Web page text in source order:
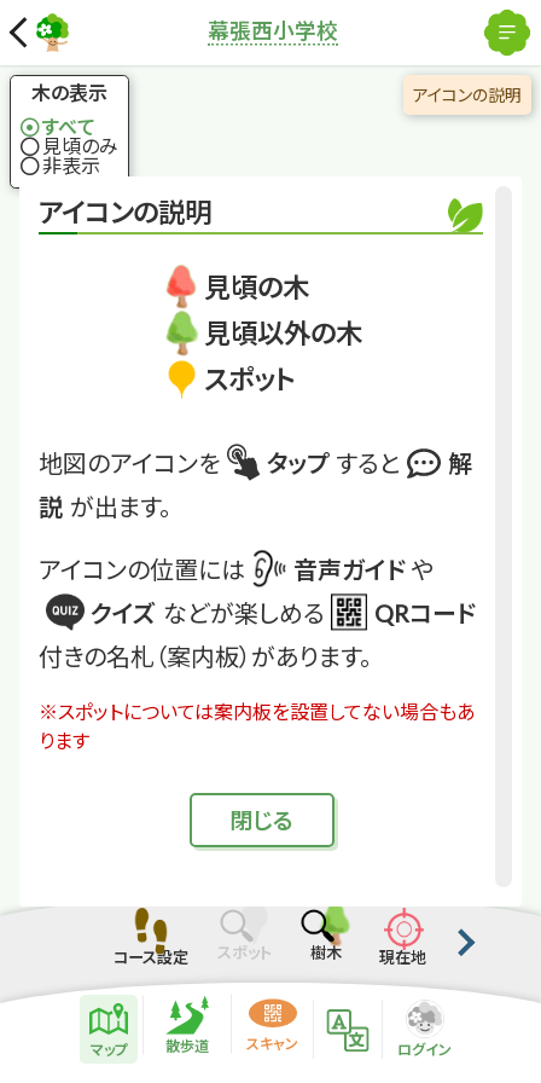
アイコンの説明
見頃の木
見頃以外の木
スポット
地図のアイコンを タップ すると
解
説 が出ます。
アイコンの位置には 音声ガイド や
クイズ などが楽しめる
QRコード
付きの名札（案内板）があります。
※スポットについては案内板を設置してない場合もあ
ります
閉じる
幕張西小学校
ヤマモモ
サルも大好きな実
国土地理院
木の表示
すべて
見頃のみ
非表示
解除
アイコンの説明
コース設定 スポット 樹木 現在地
マップ 散歩道 スキャン ログイン
散歩道紹介ページ
緑地紹介情報